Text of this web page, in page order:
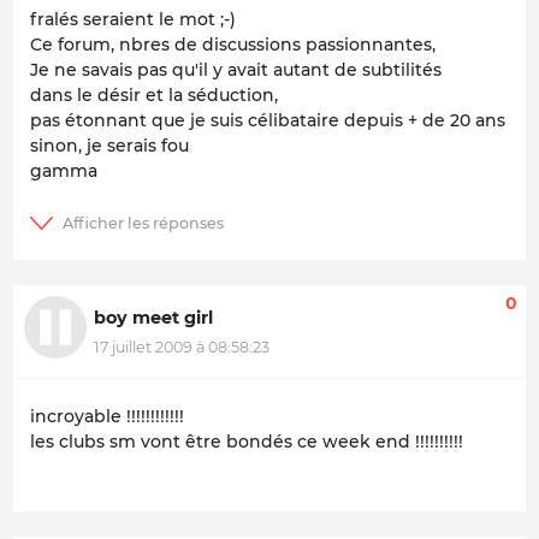
fralés seraient le mot ;-)
Ce forum, nbres de discussions passionnantes,
Je ne savais pas qu'il y avait autant de subtilités
dans le désir et la séduction,
pas étonnant que je suis célibataire depuis + de 20 ans
sinon, je serais fou
gamma
boy meet girl
17 juillet 2009 à 08:58:23
0
incroyable !!!!!!!!!!!!
les clubs sm vont être bondés ce week end !!!!!!!!!!